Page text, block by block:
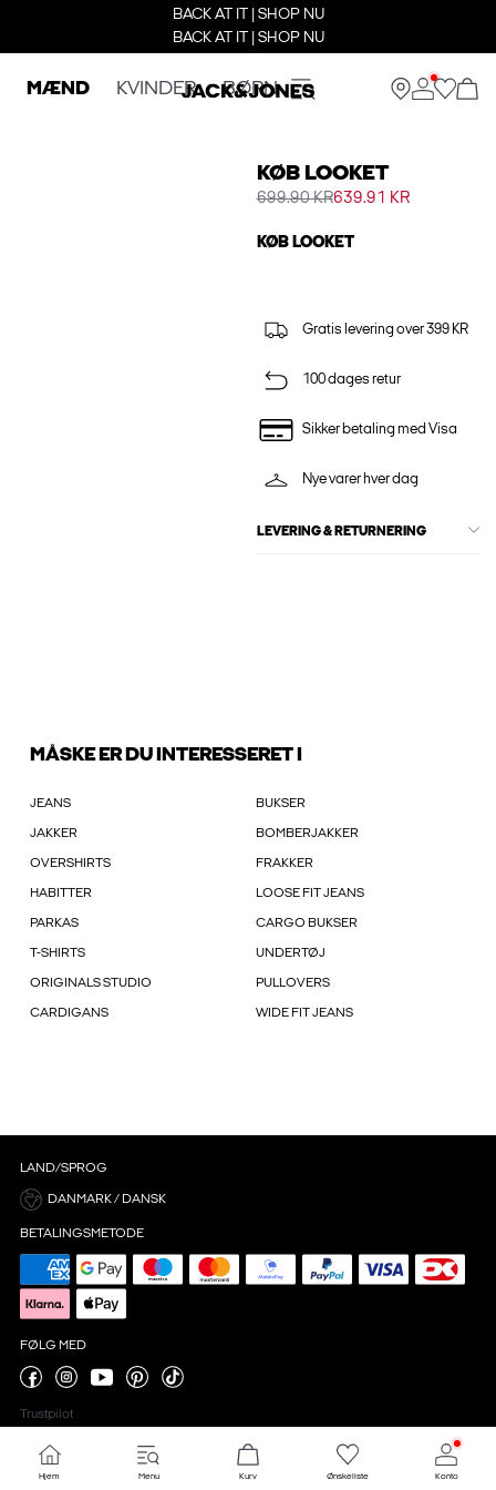
BACK AT IT | SHOP NU
BACK AT IT | SHOP NU
MÆND KVINDER BØRN
KØB LOOKET
699.90 KR639.91 KR
KØB LOOKET
Gratis levering over 399 KR
100 dages retur
Sikker betaling med Visa
Nye varer hver dag
LEVERING & RETURNERING
MÅSKE ER DU INTERESSERET I
JEANS BUKSER
JAKKER BOMBERJAKKER
OVERSHIRTS FRAKKER
HABITTER LOOSE FIT JEANS
PARKAS CARGO BUKSER
T-SHIRTS UNDERTØJ
ORIGINALS STUDIO PULLOVERS
CARDIGANS WIDE FIT JEANS
LAND/SPROG
DANMARK / DANSK
BETALINGSMETODE
FØLG MED
Trustpilot
Cookieindstillinger
Hjem Menu Kurv Ønskeliste Konto